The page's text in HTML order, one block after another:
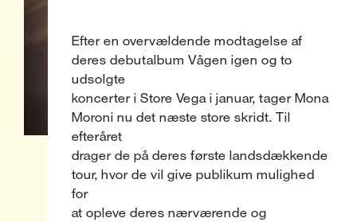
Efter en overvældende modtagelse af
deres debutalbum Vågen igen og to
udsolgte
koncerter i Store Vega i januar, tager Mona
Moroni nu det næste store skridt. Til
efteråret
drager de på deres første landsdækkende
tour, hvor de vil give publikum mulighed
for
at opleve deres nærværende og